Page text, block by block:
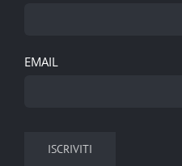
EMAIL